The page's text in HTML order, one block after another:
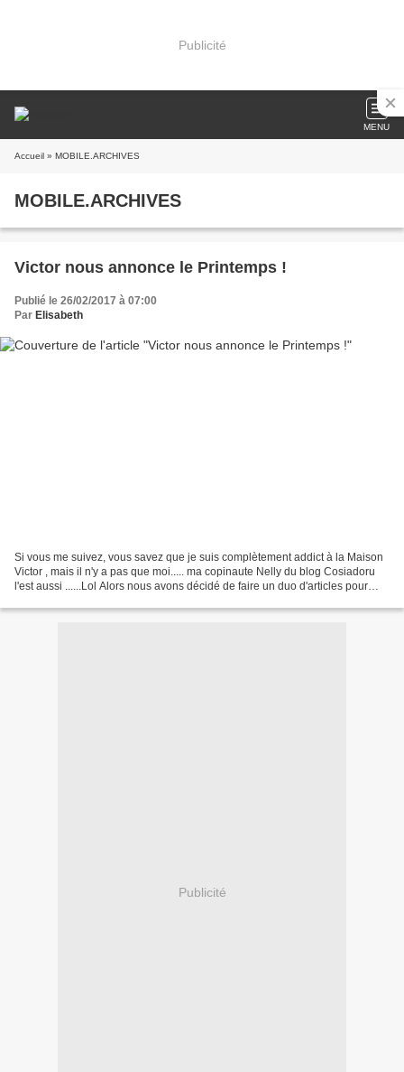
Publicité
MENU
Accueil » MOBILE.ARCHIVES
MOBILE.ARCHIVES
Victor nous annonce le Printemps !
Publié le 26/02/2017 à 07:00
Par Elisabeth
Si vous me suivez, vous savez que je suis complètement addict à la Maison
Victor , mais il n'y a pas que moi..... ma copinaute Nelly du blog Cosiadoru
l'est aussi ......Lol Alors nous avons décidé de faire un duo d'articles pour
Publicité